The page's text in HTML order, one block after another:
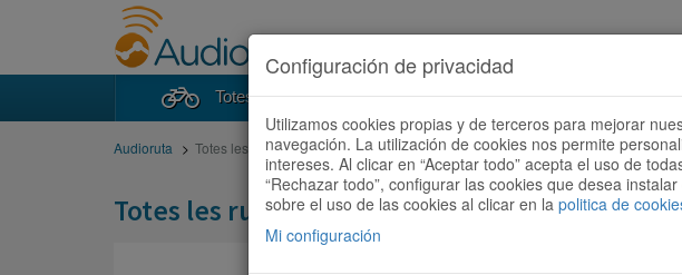
Totes les rutes Cercador de rutes
Audioruta Totes les rutes
Totes les rutes
Configuración de privacidad
Utilizamos cookies propias y de terceros para mejorar
navegación. La utilización de cookies nos permite
intereses. Al clicar en “Aceptar todo” acepta el uso de
“Rechazar todo”, configurar las cookies que desea
sobre el uso de las cookies al clicar en la politica de
Mi configuración